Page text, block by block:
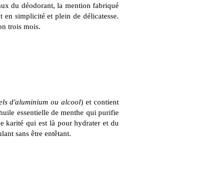
du déodorant, la mention fabriqué
en simplicité et plein de délicatesse.
trois mois.
d'aluminium ou alcool) et contient
essentielle de menthe qui purifie
karité qui est là pour hydrater et du
sans être entêtant.